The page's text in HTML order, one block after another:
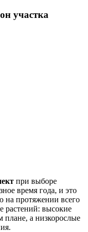
участка
при выборе
время года, и это
на протяжении всего
растений: высокие
плане, а низкорослые